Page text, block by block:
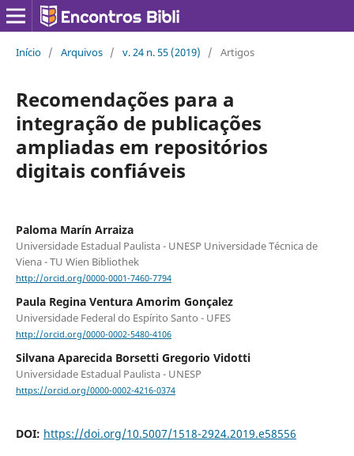
Início / Arquivos / v. 24 n. 55 (2019) / Artigos
Recomendações para a
integração de publicações
ampliadas em repositórios
digitais confiáveis
Paloma Marín Arraiza
Universidade Estadual Paulista - UNESP Universidade Técnica de
Viena - TU Wien Bibliothek
http://orcid.org/0000-0001-7460-7794
Paula Regina Ventura Amorim Gonçalez
Universidade Federal do Espírito Santo - UFES
http://orcid.org/0000-0002-5480-4106
Silvana Aparecida Borsetti Gregorio Vidotti
Universidade Estadual Paulista - UNESP
https://orcid.org/0000-0002-4216-0374
DOI: https://doi.org/10.5007/1518-2924.2019.e58556